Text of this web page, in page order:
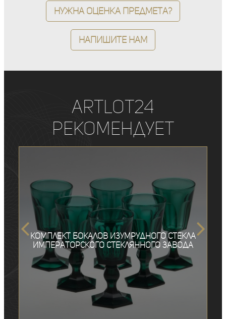
Нужна оценка предмета?
Напишите нам
ArtLot24
рекомендует
Комплект бокалов изумрудного стекла
Императорского стеклянного завода